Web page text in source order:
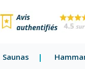
Saunas